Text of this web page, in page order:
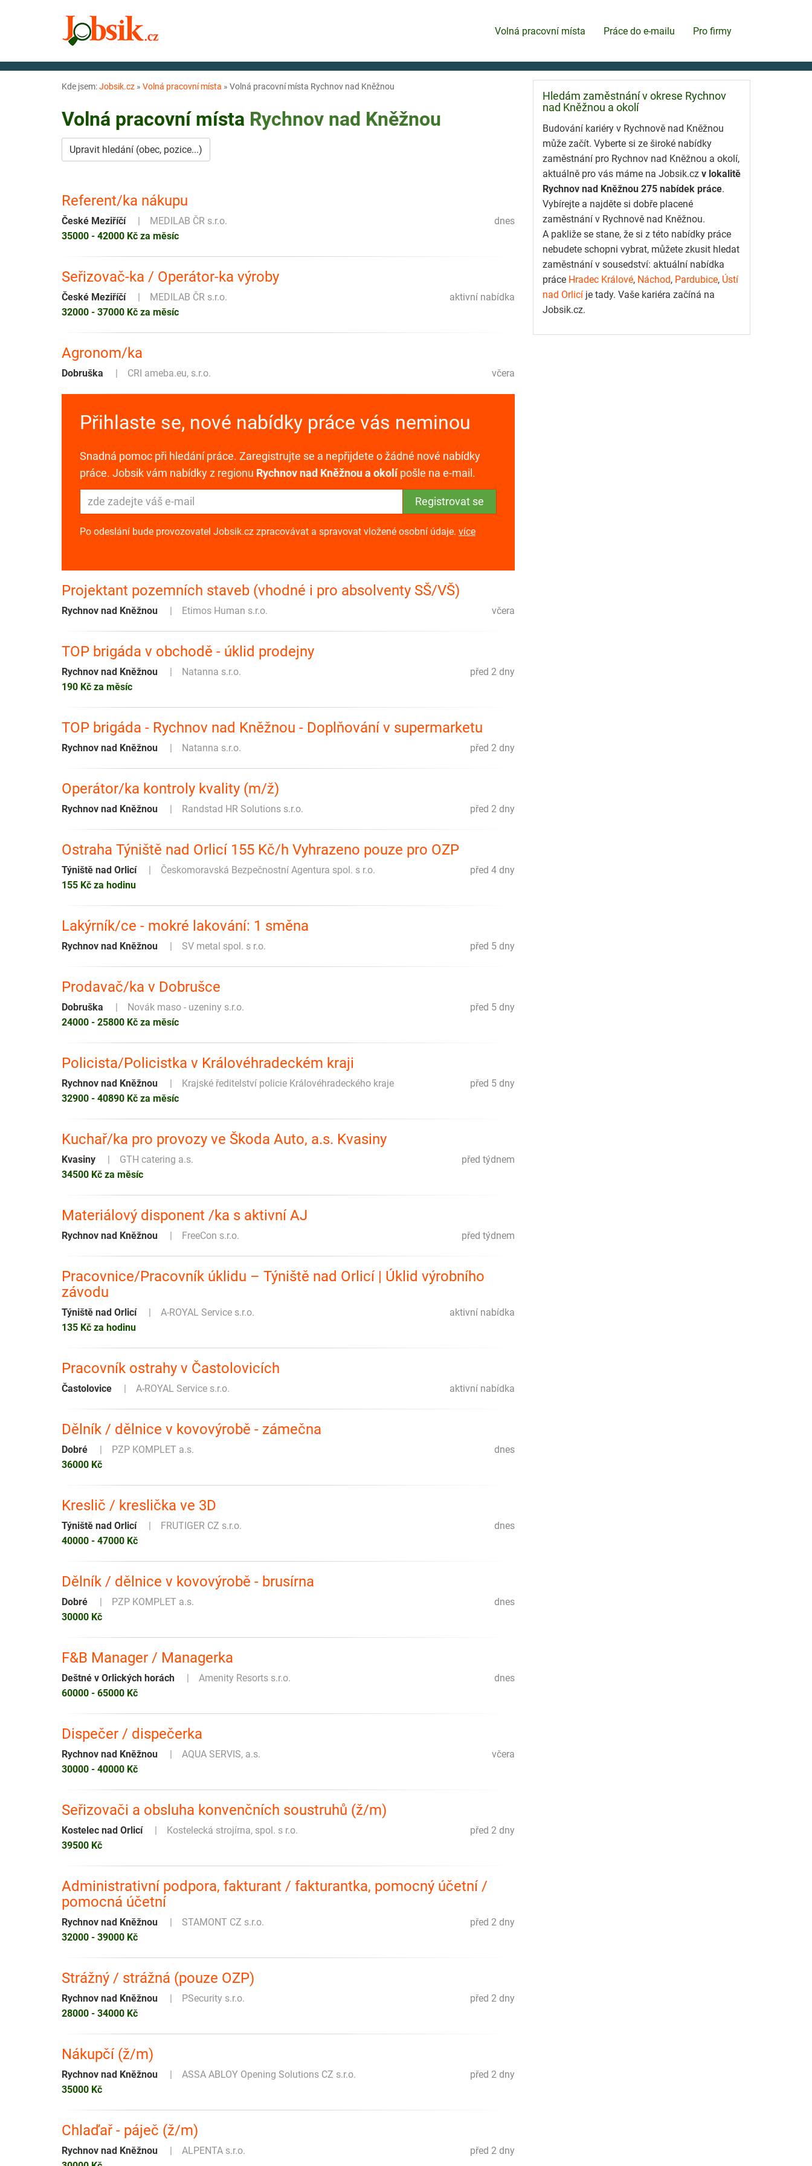
Volná pracovní místa Práce do e-mailu Pro firmy
Kde jsem:Jobsik.cz » Volná pracovní místa » Volná pracovní místa Rychnov nad Kněžnou
Volná pracovní místa Rychnov nad Kněžnou
Upravit hledání (obec, pozice...)
Referent/ka nákupu
dnes
České Meziříčí
MEDILAB ČR s.r.o.
35000 - 42000 Kč za měsíc
Seřizovač-ka / Operátor-ka výroby
aktivní nabídka
České Meziříčí
MEDILAB ČR s.r.o.
32000 - 37000 Kč za měsíc
Agronom/ka
včera
Dobruška CRI ameba.eu, s.r.o.
Přihlaste se, nové nabídky práce vás neminou
Snadná pomoc při hledání práce. Zaregistrujte se a nepřijdete o žádné nové nabídky
práce. Jobsik vám nabídky z regionu Rychnov nad Kněžnou a okolípošle na e-mail.
Po odeslání bude provozovatel Jobsik.cz zpracovávat a spravovat vložené osobní údaje. více
Projektant pozemních staveb (vhodné i pro absolventy SŠ/VŠ)
včera
Rychnov nad Kněžnou Etimos Human s.r.o.
TOP brigáda v obchodě - úklid prodejny
před 2 dny
Rychnov nad Kněžnou
Natanna s.r.o.
190 Kč za měsíc
TOP brigáda - Rychnov nad Kněžnou - Doplňování v supermarketu
před 2 dny
Rychnov nad Kněžnou Natanna s.r.o.
Operátor/ka kontroly kvality (m/ž)
před 2 dny
Rychnov nad Kněžnou Randstad HR Solutions s.r.o.
Ostraha Týniště nad Orlicí 155 Kč/h Vyhrazeno pouze pro OZP
před 4 dny
Týniště nad Orlicí
Českomoravská Bezpečnostní Agentura spol. s r.o.
155 Kč za hodinu
Lakýrník/ce - mokré lakování: 1 směna
před 5 dny
Rychnov nad Kněžnou SV metal spol. s r.o.
Prodavač/ka v Dobrušce
před 5 dny
Dobruška
Novák maso - uzeniny s.r.o.
24000 - 25800 Kč za měsíc
Policista/Policistka v Královéhradeckém kraji
před 5 dny
Rychnov nad Kněžnou
Krajské ředitelství policie Královéhradeckého kraje
32900 - 40890 Kč za měsíc
Kuchař/ka pro provozy ve Škoda Auto, a.s. Kvasiny
před týdnem
Kvasiny
GTH catering a.s.
34500 Kč za měsíc
Materiálový disponent /ka s aktivní AJ
před týdnem
Rychnov nad Kněžnou FreeCon s.r.o.
Pracovnice/Pracovník úklidu – Týniště nad Orlicí | Úklid výrobního
závodu
aktivní nabídka
Týniště nad Orlicí
A-ROYAL Service s.r.o.
135 Kč za hodinu
Pracovník ostrahy v Častolovicích
aktivní nabídka
Častolovice A-ROYAL Service s.r.o.
Dělník / dělnice v kovovýrobě - zámečna
dnes
Dobré
PZP KOMPLET a.s.
36000 Kč
Kreslič / kreslička ve 3D
dnes
Týniště nad Orlicí
FRUTIGER CZ s.r.o.
40000 - 47000 Kč
Dělník / dělnice v kovovýrobě - brusírna
dnes
Dobré
PZP KOMPLET a.s.
30000 Kč
F&B Manager / Managerka
dnes
Deštné v Orlických horách
Amenity Resorts s.r.o.
60000 - 65000 Kč
Dispečer / dispečerka
včera
Rychnov nad Kněžnou
AQUA SERVIS, a.s.
30000 - 40000 Kč
Seřizovači a obsluha konvenčních soustruhů (ž/m)
před 2 dny
Kostelec nad Orlicí
Kostelecká strojírna, spol. s r.o.
39500 Kč
Administrativní podpora, fakturant / fakturantka, pomocný účetní /
pomocná účetní
před 2 dny
Rychnov nad Kněžnou
STAMONT CZ s.r.o.
32000 - 39000 Kč
Strážný / strážná (pouze OZP)
před 2 dny
Rychnov nad Kněžnou
PSecurity s.r.o.
28000 - 34000 Kč
Nákupčí (ž/m)
před 2 dny
Rychnov nad Kněžnou
ASSA ABLOY Opening Solutions CZ s.r.o.
35000 Kč
Chlaďař - páječ (ž/m)
před 2 dny
Rychnov nad Kněžnou
ALPENTA s.r.o.
Hledám zaměstnání v okrese Rychnov
nad Kněžnou a okolí
Budování kariéry v Rychnově nad Kněžnou
může začít. Vyberte si ze široké nabídky
zaměstnání pro Rychnov nad Kněžnou a okolí,
aktuálně pro vás máme na Jobsik.cz v lokalitě
Rychnov nad Kněžnou 275 nabídek práce.
Vybírejte a najděte si dobře placené
zaměstnání v Rychnově nad Kněžnou.
A pakliže se stane, že si z této nabídky práce
nebudete schopni vybrat, můžete zkusit hledat
zaměstnání v sousedství: aktuální nabídka
práce Hradec Králové, Náchod, Pardubice, Ústí
nad Orlicí je tady. Vaše kariéra začíná na
Jobsik.cz.